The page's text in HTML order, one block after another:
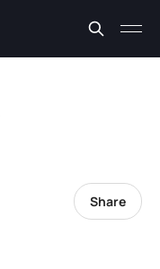
Share